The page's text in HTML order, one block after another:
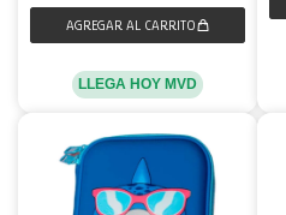
LLEGA HOY MVD